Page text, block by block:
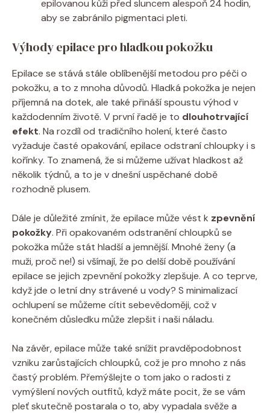
epilovanou kůži před sluncem alespoň 24 hodin,
aby se zabránilo pigmentaci pleti.
Výhody epilace pro hladkou pokožku
Epilace se stává stále oblíbenější metodou pro péči o
pokožku, a to z mnoha důvodů. Hladká pokožka je nejen
příjemná na dotek, ale také přináší spoustu výhod v
každodenním životě. V první řadě je to dlouhotrvající
efekt. Na rozdíl od tradičního holení, které často
vyžaduje časté opakování, epilace odstraní chloupky i s
kořínky. To znamená, že si můžeme užívat hladkost až
několik týdnů, a to je v dnešní uspěchané době
rozhodně plusem.
Dále je důležité zmínit, že epilace může vést k zpevnění
pokožky. Při opakovaném odstranění chloupků se
pokožka může stát hladší a jemnější. Mnohé ženy (a
muži, proč ne!) si všímají, že po delší době používání
epilace se jejich zpevnění pokožky zlepšuje. A co teprve,
když jde o letní dny strávené u vody? S minimalizací
ochlupení se můžeme cítit sebevědoměji, což v
konečném důsledku může zlepšit i naši náladu.
Na závěr, epilace může také snížit pravděpodobnost
vzniku zarůstajících chloupků, což je pro mnoho z nás
častý problém. Přemýšlejte o tom jako o radosti z
vymýšlení nových outfitů, když máte pocit, že se vám
pleť skutečně postarala o to, aby vypadala svěže a